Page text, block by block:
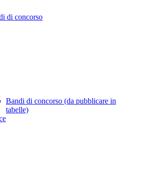
di concorso
Bandi di concorso (da pubblicare in
tabelle)